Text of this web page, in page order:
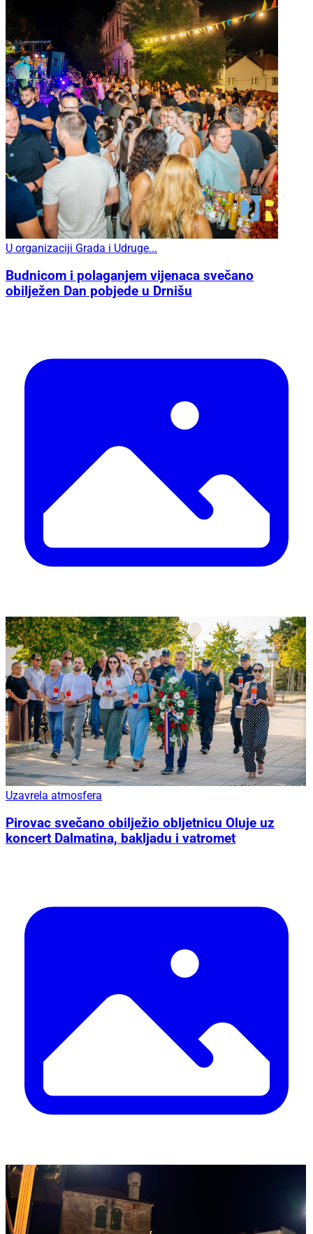
U organizaciji Grada i Udruge...
Budnicom i polaganjem vijenaca svečano
obilježen Dan pobjede u Drnišu
Uzavrela atmosfera
Pirovac svečano obilježio obljetnicu Oluje uz
koncert Dalmatina, bakljadu i vatromet